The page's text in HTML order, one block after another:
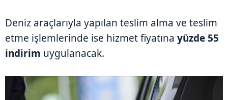
Deniz araçlarıyla yapılan teslim alma ve teslim
etme işlemlerinde ise hizmet fiyatına yüzde 55
indirim uygulanacak.